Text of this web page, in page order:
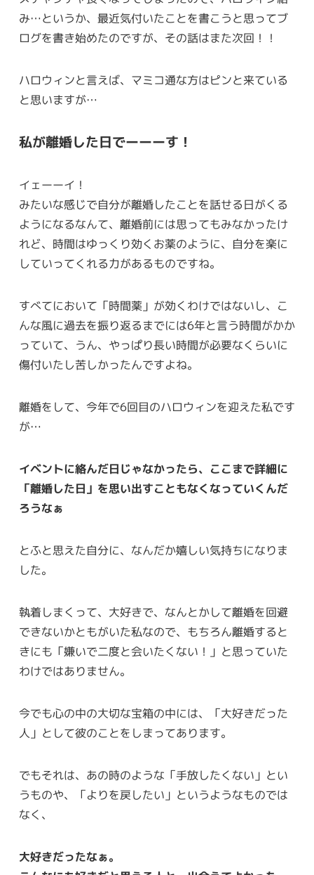
み…というか、最近気付いたことを書こうと思ってブ
ログを書き始めたのですが、その話はまた次回！！
ハロウィンと言えば、マミコ通な方はピンと来ている
と思いますが…
私が離婚した日でーーーす！
イェーーイ！
みたいな感じで自分が離婚したことを話せる日がくる
ようになるなんて、離婚前には思ってもみなかったけ
れど、時間はゆっくり効くお薬のように、自分を楽に
していってくれる力があるものですね。
すべてにおいて「時間薬」が効くわけではないし、こ
んな風に過去を振り返るまでには6年と言う時間がかか
っていて、うん、やっぱり長い時間が必要なくらいに
傷付いたし苦しかったんですよね。
離婚をして、今年で6回目のハロウィンを迎えた私です
が…
イベントに絡んだ日じゃなかったら、ここまで詳細に
「離婚した日」を思い出すこともなくなっていくんだ
ろうなぁ
とふと思えた自分に、なんだか嬉しい気持ちになりま
した。
執着しまくって、大好きで、なんとかして離婚を回避
できないかともがいた私なので、もちろん離婚すると
きにも「嫌いで二度と会いたくない！」と思っていた
わけではありません。
今でも心の中の大切な宝箱の中には、「大好きだった
人」として彼のことをしまってあります。
でもそれは、あの時のような「手放したくない」とい
うものや、「よりを戻したい」というようなものでは
なく、
大好きだったなぁ。